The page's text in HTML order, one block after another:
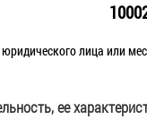
лица или
ее